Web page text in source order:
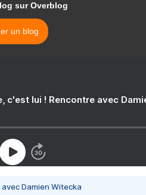
sur Overblog
un blog
c'est lui ! Rencontre avec
Damien Witecka